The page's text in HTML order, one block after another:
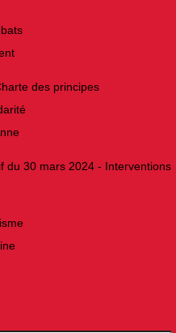
des principes
du 30 mars 2024 - Interventions